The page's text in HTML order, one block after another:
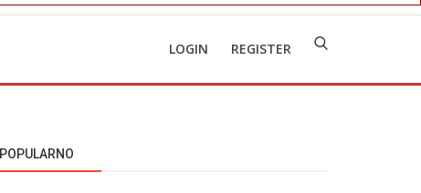
LOGIN REGISTER
POPULARNO